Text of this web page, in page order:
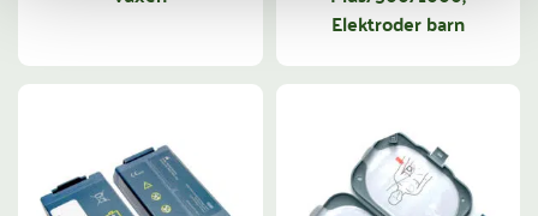
Elektroder barn